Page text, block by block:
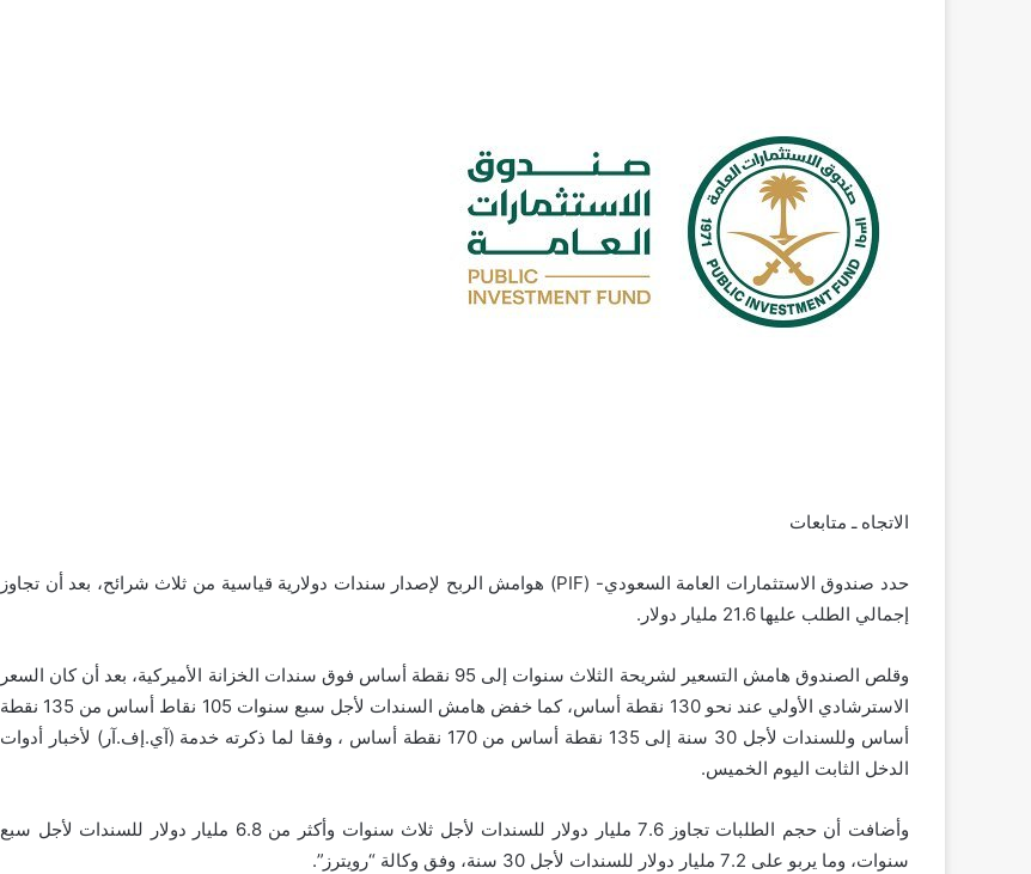
الاتجاه ـ متابعات
حدد صندوق الاستثمارات العامة السعودي- (PIF) هوامش الربح لإصدار سندات دولارية قياسية من ثلاث شرائح، بعد أن تجاوز
إجمالي الطلب عليها 21.6 مليار دولار.
وقلص الصندوق هامش التسعير لشريحة الثلاث سنوات إلى 95 نقطة أساس فوق سندات الخزانة الأميركية، بعد أن كان السعر
الاسترشادي الأولي عند نحو 130 نقطة أساس، كما خفض هامش السندات لأجل سبع سنوات 105 نقاط أساس من 135 نقطة
أساس وللسندات لأجل 30 سنة إلى 135 نقطة أساس من 170 نقطة أساس ، وفقا لما ذكرته خدمة (آي.إف.آر) لأخبار أدوات
الدخل الثابت اليوم الخميس.
وأضافت أن حجم الطلبات تجاوز 7.6 مليار دولار للسندات لأجل ثلاث سنوات وأكثر من 6.8 مليار دولار للسندات لأجل سبع
سنوات، وما يربو على 7.2 مليار دولار للسندات لأجل 30 سنة، وفق وكالة “رويترز”.